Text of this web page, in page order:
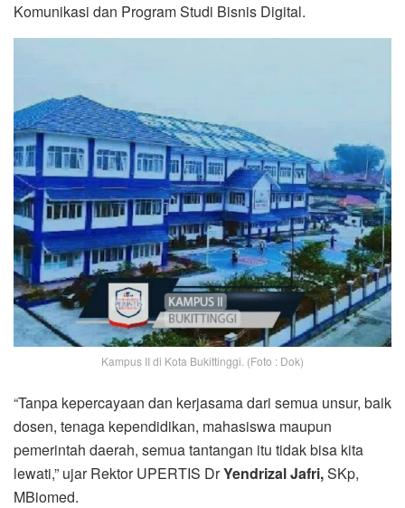
Komunikasi dan Program Studi Bisnis Digital.
Kampus II di Kota Bukittinggi. (Foto : Dok)
“Tanpa kepercayaan dan kerjasama dari semua unsur, baik
dosen, tenaga kependidikan, mahasiswa maupun
pemerintah daerah, semua tantangan itu tidak bisa kita
lewati,” ujar Rektor UPERTIS DrYendrizal Jafri,SKp,
MBiomed.